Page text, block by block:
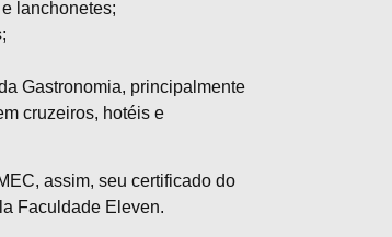
lanchonetes;
Gastronomia, principalmente
cruzeiros, hotéis e
assim, seu certificado do
Faculdade Eleven.